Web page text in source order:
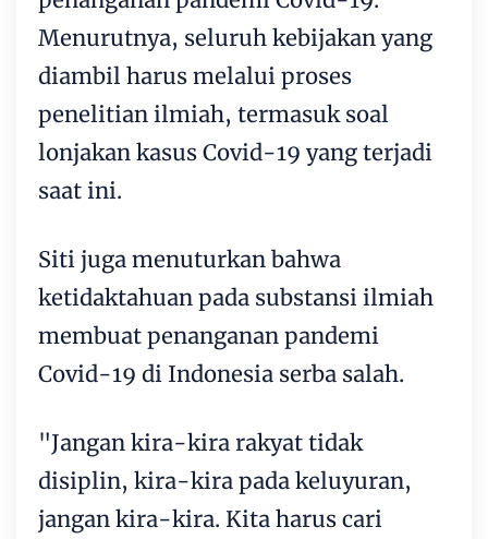
Menurutnya, seluruh kebijakan yang
diambil harus melalui proses
penelitian ilmiah, termasuk soal
lonjakan kasus Covid-19 yang terjadi
saat ini.
Siti juga menuturkan bahwa
ketidaktahuan pada substansi ilmiah
membuat penanganan pandemi
Covid-19 di Indonesia serba salah.
"Jangan kira-kira rakyat tidak
disiplin, kira-kira pada keluyuran,
jangan kira-kira. Kita harus cari